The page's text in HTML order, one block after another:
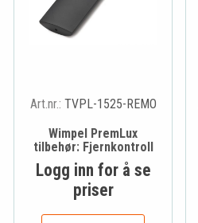
Art.nr.: TVPL-1525-REMO
Wimpel PremLux
tilbehør: Fjernkontroll
Logg inn for å se
priser